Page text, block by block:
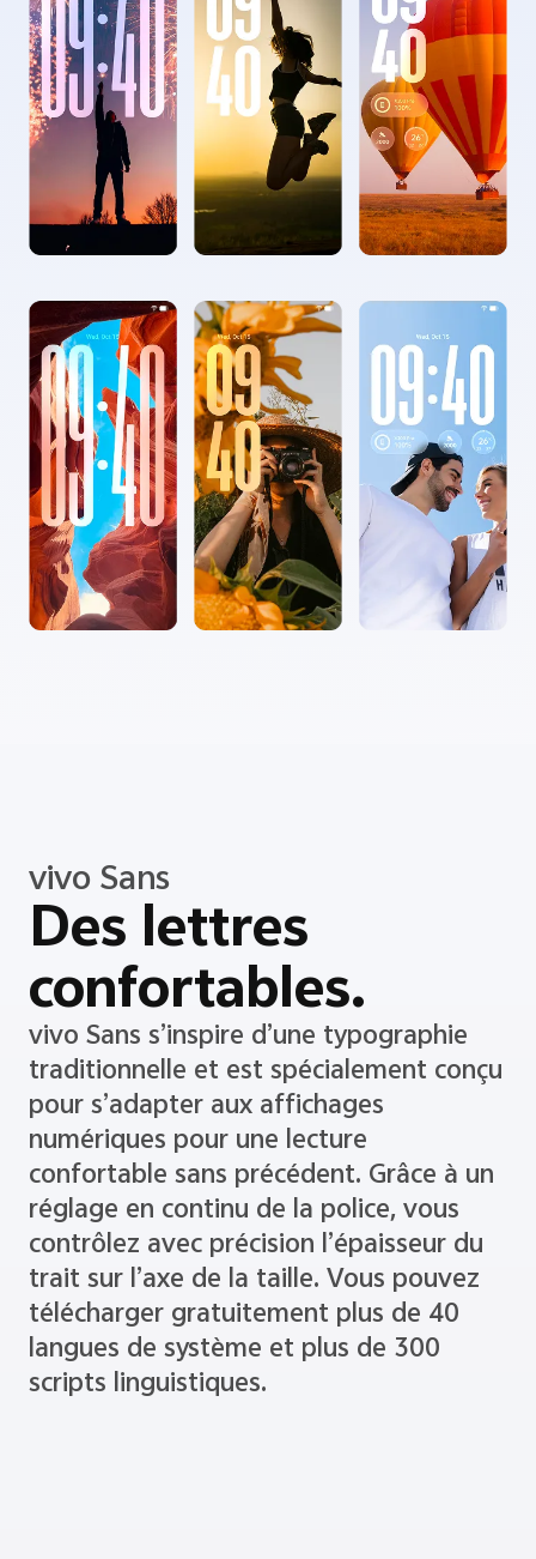
vivo Sans
Des lettres
confortables.
vivo Sans s’inspire d’une typographie
traditionnelle et est spécialement conçu
pour s’adapter aux affichages
numériques pour une lecture
confortable sans précédent. Grâce à un
réglage en continu de la police, vous
contrôlez avec précision l’épaisseur du
trait sur l’axe de la taille. Vous pouvez
télécharger gratuitement plus de 40
langues de système et plus de 300